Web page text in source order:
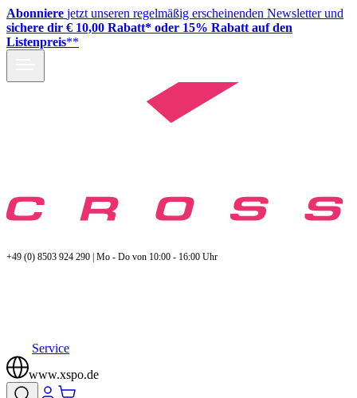
Abonniere jetzt unseren regelmäßig erscheinenden Newsletter und
sichere dir € 10,00 Rabatt* oder 15% Rabatt auf den
Listenpreis**
+49 (0) 8503 924 290 | Mo - Do von 10:00 - 16:00 Uhr
Service
www.xspo.de